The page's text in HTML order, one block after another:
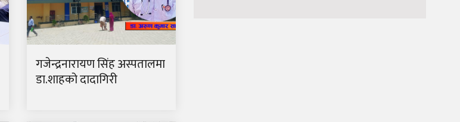
गजेन्द्रनारायण सिंह अस्पतालमा
डा.शाहको दादागिरी